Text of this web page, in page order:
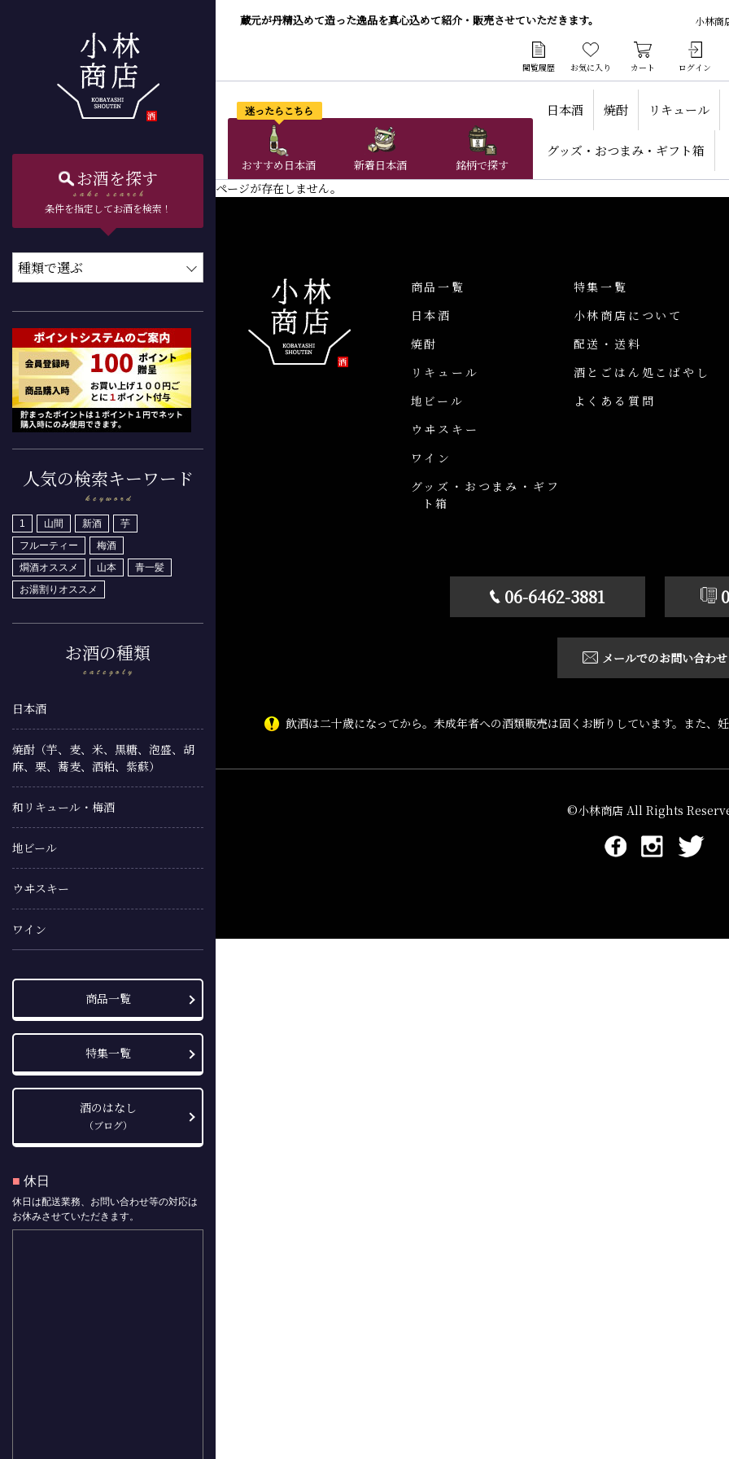
お酒を探す
条件を指定してお酒を検索！
人気の検索キーワード
1 山間 新酒
芋
フルーティー
梅酒
燗酒オススメ
山本
青一髪
お湯割りオススメ
お酒の種類
日本酒
焼酎（芋、麦、米、黒糖、泡盛、胡
麻、栗、蕎麦、酒粕、紫蘇）
和リキュール・梅酒
地ビール
ウヰスキー
ワイン
商品一覧
特集一覧
酒のはなし
（ブログ）
■ 休日
休日は配送業務、お問い合わせ等の対応は
お休みさせていただきます。
蔵元が丹精込めて造った逸品を真心込めて紹介・販売させていただきます。 小林商
閲覧履歴 お気に入り カート ログイン
おすすめ日本酒
迷ったらこちら
新着日本酒 銘柄で探す
日本酒 焼酎 リキュール
グッズ・おつまみ・ギフト箱
ページが存在しません。
商品一覧
日本酒
焼酎
リキュール
地ビール
ウヰスキー
ワイン
グッズ・おつまみ・ギフ
ト箱
特集一覧
小林商店について
配送・送料
酒とごはん処こばやし
よくある質問
06-6462-3881
メールでのお問い合わせ
飲酒は二十歳になってから。未成年者への酒類販売は固くお断りしています。また、
©小林商店 All Rights